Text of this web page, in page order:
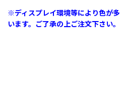
※ディスプレイ環境等により色が
います。ご了承の上ご注文下さい。